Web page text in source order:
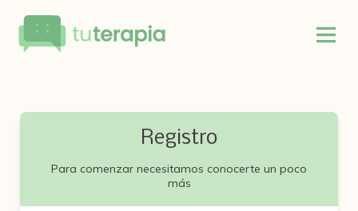
Registro
Para comenzar necesitamos conocerte un poco
más